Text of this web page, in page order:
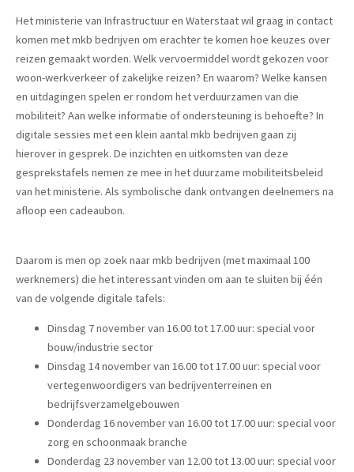
Het ministerie van Infrastructuur en Waterstaat wil graag in contact
komen met mkb bedrijven om erachter te komen hoe keuzes over
reizen gemaakt worden. Welk vervoermiddel wordt gekozen voor
woon-werkverkeer of zakelijke reizen? En waarom? Welke kansen
en uitdagingen spelen er rondom het verduurzamen van die
mobiliteit? Aan welke informatie of ondersteuning is behoefte? In
digitale sessies met een klein aantal mkb bedrijven gaan zij
hierover in gesprek. De inzichten en uitkomsten van deze
gesprekstafels nemen ze mee in het duurzame mobiliteitsbeleid
van het ministerie. Als symbolische dank ontvangen deelnemers na
afloop een cadeaubon.
Daarom is men op zoek naar mkb bedrijven (met maximaal 100
werknemers) die het interessant vinden om aan te sluiten bij één
van de volgende digitale tafels:
Dinsdag 7 november van 16.00 tot 17.00 uur: special voor
bouw/industrie sector
Dinsdag 14 november van 16.00 tot 17.00 uur: special voor
vertegenwoordigers van bedrijventerreinen en
bedrijfsverzamelgebouwen
Donderdag 16 november van 16.00 tot 17.00 uur: special voor
zorg en schoonmaak branche
Donderdag 23 november van 12.00 tot 13.00 uur: special voor